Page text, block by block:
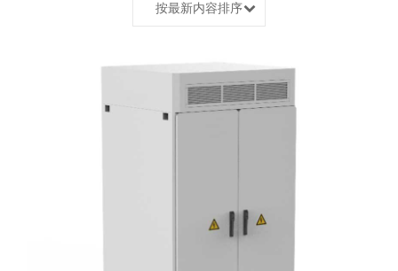
按最新内容排序